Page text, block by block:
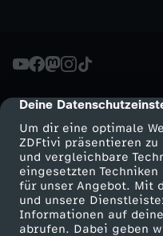
cmp-dialog-
Deine
Um dir eine optimale
ZDFtivi präsentieren zu
und vergleichbare
eingesetzten
für unser Angebot. Mit
und unsere
Informationen auf
abrufen. Dabei geben
n
d
U
S
Mehr ZDF
ZDF-Apps